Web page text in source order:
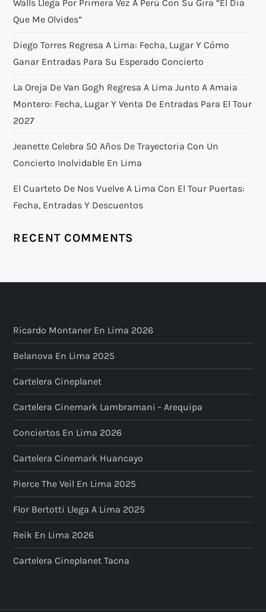
Walls Llega Por Primera Vez A Perú Con Su Gira “El Día
Que Me Olvides”
Diego Torres Regresa A Lima: Fecha, Lugar Y Cómo
Ganar Entradas Para Su Esperado Concierto
La Oreja De Van Gogh Regresa A Lima Junto A Amaia
Montero: Fecha, Lugar Y Venta De Entradas Para El Tour
2027
Jeanette Celebra 50 Años De Trayectoria Con Un
Concierto Inolvidable En Lima
El Cuarteto De Nos Vuelve A Lima Con El Tour Puertas:
Fecha, Entradas Y Descuentos
RECENT COMMENTS
Ricardo Montaner En Lima 2026
Belanova En Lima 2025
Cartelera Cineplanet
Cartelera Cinemark Lambramani - Arequipa
Conciertos En Lima 2026
Cartelera Cinemark Huancayo
Pierce The Veil En Lima 2025
Flor Bertotti Llega A Lima 2025
Reik En Lima 2026
Cartelera Cineplanet Tacna